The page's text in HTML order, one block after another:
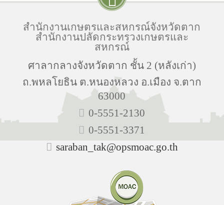
สำนักงานเกษตรและสหกรณ์จังหวัดตาก
สำนักงานปลัดกระทรวงเกษตรและ
สหกรณ์
ศาลากลางจังหวัดตาก ชั้น 2 (หลังเก่า)
ถ.พหลโยธิน ต.หนองหลวง อ.เมือง จ.ตาก
63000
0-5551-2130
0-5551-3371
saraban_tak@opsmoac.go.th